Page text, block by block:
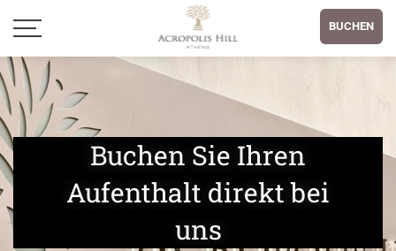
BUCHEN
Buchen Sie Ihren
Aufenthalt direkt bei
uns